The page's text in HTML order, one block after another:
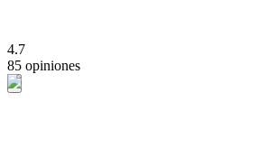
4.7
85 opiniones